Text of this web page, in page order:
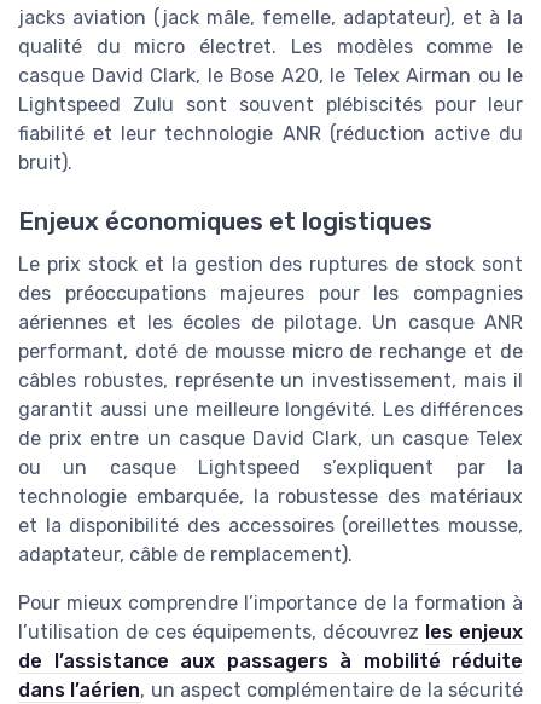
jacks aviation (jack mâle, femelle, adaptateur), et à la
qualité du micro électret. Les modèles comme le
casque David Clark, le Bose A20, le Telex Airman ou le
Lightspeed Zulu sont souvent plébiscités pour leur
fiabilité et leur technologie ANR (réduction active du
bruit).
Enjeux économiques et logistiques
Le prix stock et la gestion des ruptures de stock sont
des préoccupations majeures pour les compagnies
aériennes et les écoles de pilotage. Un casque ANR
performant, doté de mousse micro de rechange et de
câbles robustes, représente un investissement, mais il
garantit aussi une meilleure longévité. Les différences
de prix entre un casque David Clark, un casque Telex
ou un casque Lightspeed s’expliquent par la
technologie embarquée, la robustesse des matériaux
et la disponibilité des accessoires (oreillettes mousse,
adaptateur, câble de remplacement).
Pour mieux comprendre l’importance de la formation à
l’utilisation de ces équipements, découvrez les enjeux
de l’assistance aux passagers à mobilité réduite
dans l’aérien, un aspect complémentaire de la sécurité